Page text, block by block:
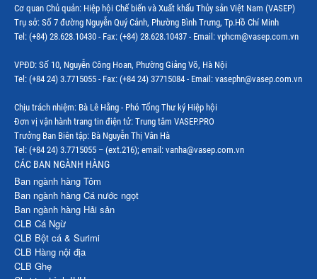
Cơ quan Chủ quản: Hiệp hội Chế biến và Xuất khẩu Thủy sản Việt Nam (VASEP)
Trụ sở: Số 7 đường Nguyễn Quý Cảnh, Phường Bình Trưng, Tp.Hồ Chí Minh
Tel: (+84) 28.628.10430 - Fax: (+84) 28.628.10437 - Email: vphcm@vasep.com.vn
VPĐD: Số 10, Nguyễn Công Hoan, Phường Giảng Võ, Hà Nội
Tel: (+84 24) 3.7715055 - Fax: (+84 24) 37715084 - Email: vasephn@vasep.com.vn
Chịu trách nhiệm: Bà Lê Hằng - Phó Tổng Thư ký Hiệp hội
Đơn vị vận hành trang tin điện tử: Trung tâm VASEP.PRO
Trưởng Ban Biên tập: Bà Nguyễn Thị Vân Hà
Tel: (+84 24) 3.7715055 – (ext.216); email: vanha@vasep.com.vn
CÁC BAN NGÀNH HÀNG
Ban ngành hàng Tôm
Ban ngành hàng Cá nước ngọt
Ban ngành hàng Hải sản
CLB Cá Ngừ
CLB Bột cá & Surimi
CLB Hàng nội địa
CLB Ghẹ